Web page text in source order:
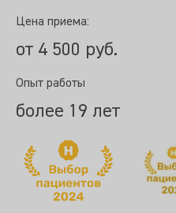
Цена приема:
от 4 500 руб.
Опыт работы
более 19 лет